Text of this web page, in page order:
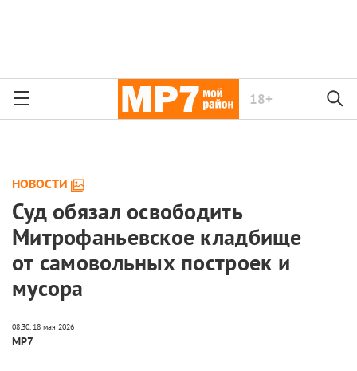
18+
НОВОСТИ
Суд обязал освободить
Митрофаньевское кладбище
от самовольных построек и
мусора
МР7